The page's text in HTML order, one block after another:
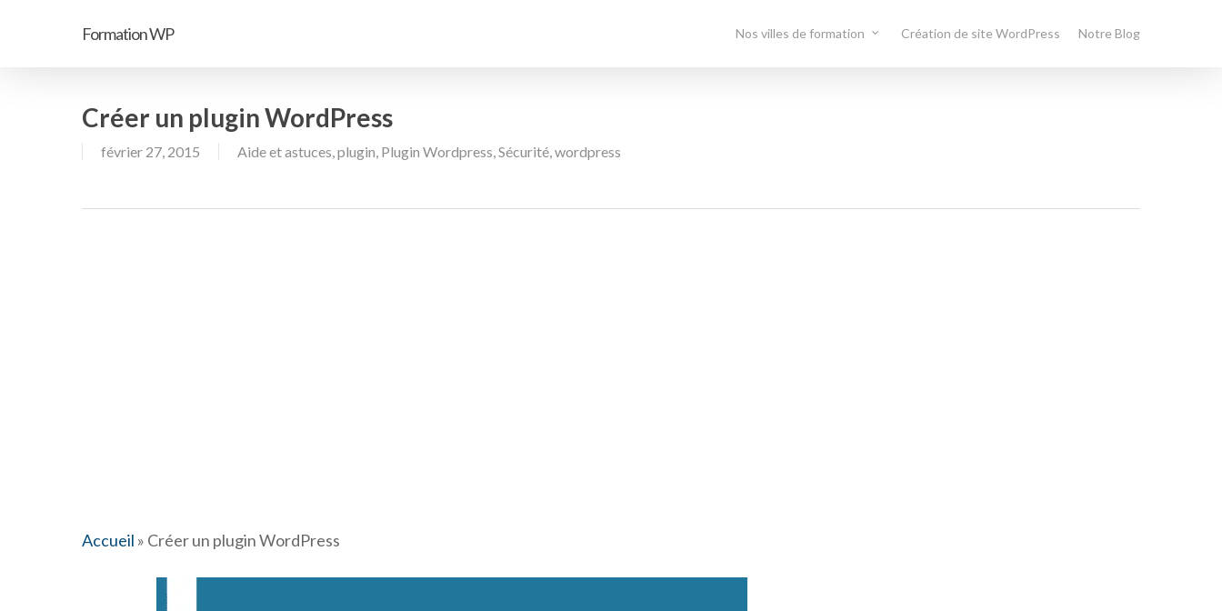
Formation WP Nos villes de formation Création de site WordPress Notre Blog
Créer un plugin WordPress
février 27, 2015 Aide et astuces,plugin, Plugin Wordpress,Sécurité,wordpress
Accueil » Créer un plugin WordPress